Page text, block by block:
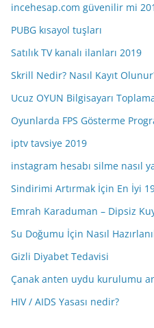
incehesap.com güvenilir mi
PUBG kısayol tuşları
Satılık TV kanalı ilanları 2019
Skrill Nedir? Nasıl Kayıt
Ucuz OYUN Bilgisayarı
Oyunlarda FPS Gösterme
iptv tavsiye 2019
instagram hesabı silme nasıl
Sindirimi Artırmak İçin En İyi
Emrah Karaduman – Dipsiz
Su Doğumu İçin Nasıl
Gizli Diyabet Tedavisi
Çanak anten uydu kurulumu
HIV / AIDS Yasası nedir?